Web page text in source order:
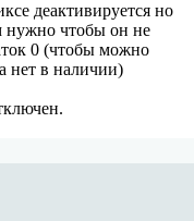
деактивируется но
нужно чтобы он не
0 (чтобы можно
нет в наличии)